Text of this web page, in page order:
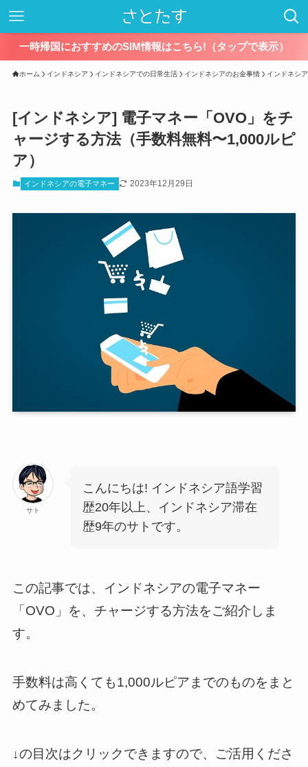
一時帰国におすすめのSIM情報はこちら!（タップで表示）
ホーム インドネシア インドネシアでの日常生活 インドネシアのお金事情 インドネシ
[インドネシア] 電子マネー「OVO」をチ
ャージする方法（手数料無料〜1,000ルピ
ア）
インドネシアの電子マネー 2023年12月29日
サト
こんにちは! インドネシア語学習
歴20年以上、インドネシア滞在
歴9年のサトです。
この記事では、インドネシアの電子マネー
「OVO」を、チャージする方法をご紹介しま
す。
手数料は高くても1,000ルピアまでのものをまと
めてみました。
↓の目次はクリックできますので、ご活用くださ